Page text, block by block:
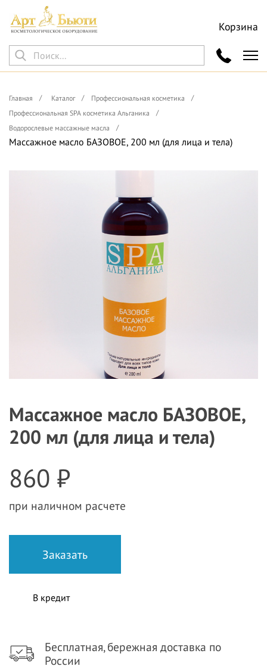
Корзина
Главная Каталог
Профессиональная косметика
Профессиональная SPA косметика Альганика
Водорослевые массажные масла
Массажное масло БАЗОВОЕ, 200 мл (для лица и тела)
Массажное масло БАЗОВОЕ,
200 мл (для лица и тела)
860 ₽
при наличном расчете
В кредит
Бесплатная, бережная доставка по
России